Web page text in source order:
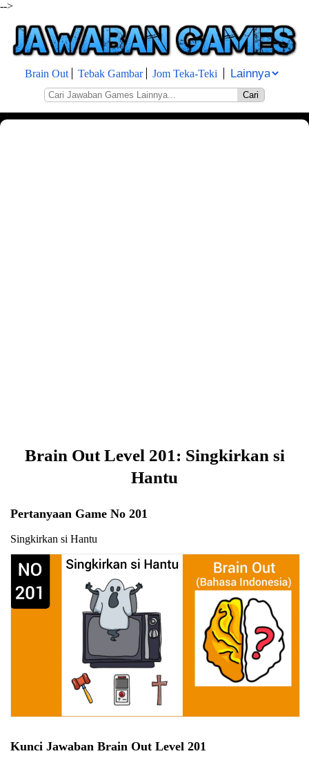
-->
Brain Out Tebak Gambar Jom Teka-Teki
Cari
Brain Out Level 201: Singkirkan si
Hantu
Pertanyaan Game No 201
Singkirkan si Hantu
Kunci Jawaban Brain Out Level 201